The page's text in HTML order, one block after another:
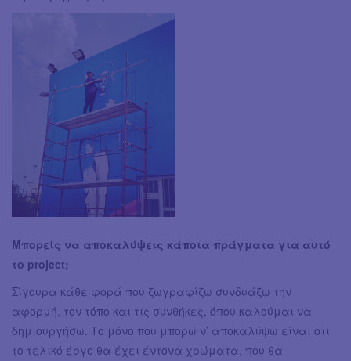
Μπορείς να αποκαλύψεις κάποια πράγματα για αυτό
το project;
Σίγουρα κάθε φορά που ζωγραφίζω συνδυάζω την
αφορμή, τον τόπο και τις συνθήκες, όπου καλούμαι να
δημιουργήσω. Το μόνο που μπορώ ν’ αποκαλύψω είναι οτι
το τελικό έργο θα έχει έντονα χρώματα, που θα